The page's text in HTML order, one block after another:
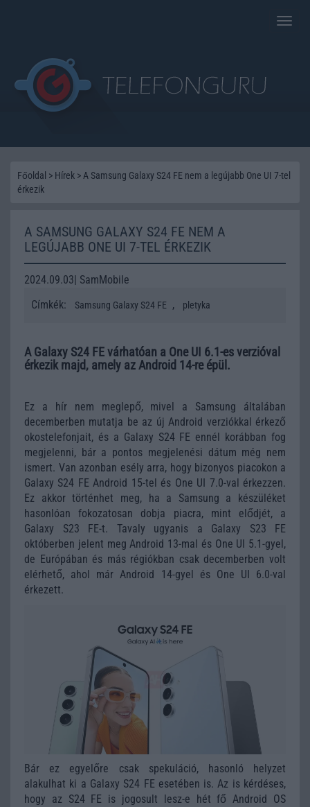
Toggle
Főoldal > Hírek > A Samsung Galaxy S24 FE nem a legújabb One UI 7-tel
érkezik
A SAMSUNG GALAXY S24 FE NEM A
LEGÚJABB ONE UI 7-TEL ÉRKEZIK
2024.09.03| SamMobile
Címkék:
Samsung Galaxy S24 FE , pletyka
A Galaxy S24 FE várhatóan a One UI 6.1-es verzióval
érkezik majd, amely az Android 14-re épül.
Ez a hír nem meglepő, mivel a Samsung általában
decemberben mutatja be az új Android verziókkal érkező
okostelefonjait, és a Galaxy S24 FE ennél korábban fog
megjelenni, bár a pontos megjelenési dátum még nem
ismert. Van azonban esély arra, hogy bizonyos piacokon a
Galaxy S24 FE Android 15-tel és One UI 7.0-val érkezzen.
Ez akkor történhet meg, ha a Samsung a készüléket
hasonlóan fokozatosan dobja piacra, mint elődjét, a
Galaxy S23 FE-t. Tavaly ugyanis a Galaxy S23 FE
októberben jelent meg Android 13-mal és One UI 5.1-gyel,
de Európában és más régiókban csak decemberben volt
elérhető, ahol már Android 14-gyel és One UI 6.0-val
érkezett.
Bár ez egyelőre csak spekuláció, hasonló helyzet
alakulhat ki a Galaxy S24 FE esetében is. Az is kérdéses,
hogy az S24 FE is jogosult lesz-e hét fő Android OS